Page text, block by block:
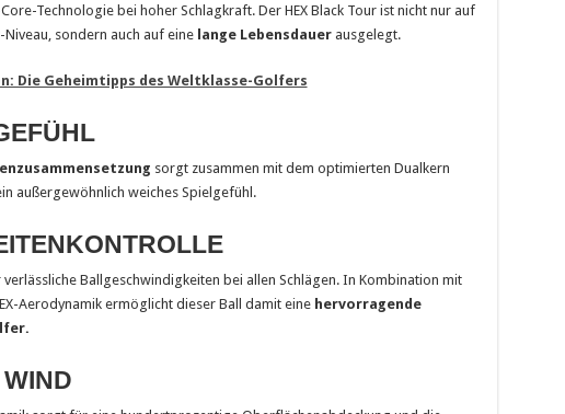
Technologie bei hoher Schlagkraft. Der HEX Black Tour ist nicht nur auf
sondern auch auf eine lange Lebensdauerausgelegt.
Die Geheimtipps des Weltklasse-Golfers
sorgt zusammen mit dem optimierten Dualkern
außergewöhnlich weiches Spielgefühl.
Ballgeschwindigkeiten bei allen Schlägen. In Kombination mit
Aerodynamik ermöglicht dieser Ball damit eine hervorragende